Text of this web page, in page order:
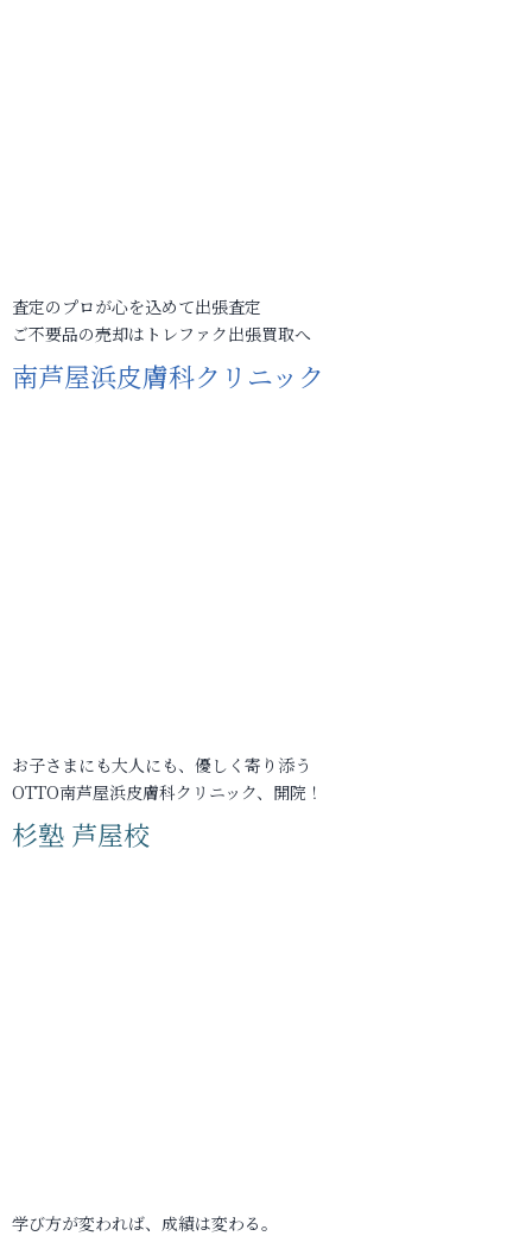
査定のプロが心を込めて出張査定
ご不要品の売却はトレファク出張買取へ
南芦屋浜皮膚科クリニック
お子さまにも大人にも、優しく寄り添う
OTTO南芦屋浜皮膚科クリニック、開院！
杉塾 芦屋校
学び方が変われば、成績は変わる。